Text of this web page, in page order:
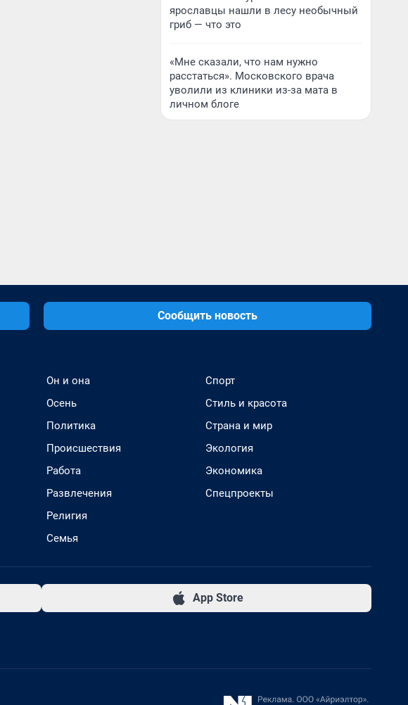
ярославцы нашли в лесу необычный
гриб — что это
«Мне сказали, что нам нужно
расстаться». Московского врача
уволили из клиники из-за мата в
личном блоге
Сообщить новость
Он и она
Осень
Политика
Происшествия
Работа
Развлечения
Религия
Семья
Спорт
Стиль и красота
Страна и мир
Экология
Экономика
Спецпроекты
App Store